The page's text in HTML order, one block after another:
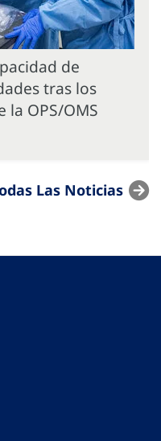
de
tras los
OPS/OMS
Las Noticias